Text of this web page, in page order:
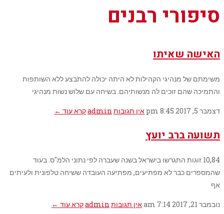
סיפורי רבנים
האישה שאיתו
משימתם של מנהיגי הקהילות לא היתה יכולה להתבצע ללא השותפות
והתמיכה שהם זוכים לה מנשותיהם. בשיחה עם שלוש נשות מנהיגי
דצמבר 5, 2017 8:45 pm אין תגובות adminקרא עוד ←
תשועה ברב יועץ
10,84 זוגות התגרשו בישראל בשנה שעברה לפי נתוני הלמ"ס. בעוד
שהמספרים כבר לא מפתיעים, מפתיעה העובדה ששיחה טלפונית ולעיתים
אף
נובמבר 21, 2017 7:14 am אין תגובות adminקרא עוד ←